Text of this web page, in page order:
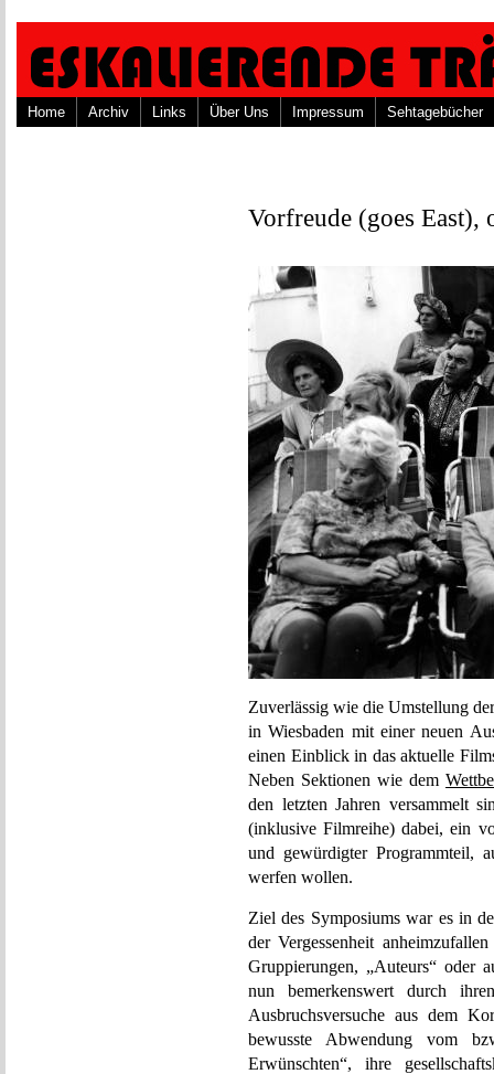
Home Archiv Links Über Uns Impressum Sehtagebücher
Vorfreude (goes East),
Zuverlässig wie die Umstellung
in Wiesbaden mit einer neuen
einen Einblick in das aktuelle
Neben Sektionen wie dem
den letzten Jahren versammelt
(inklusive Filmreihe) dabei, ein
und gewürdigter Programmteil,
werfen wollen.
Ziel des Symposiums war es in
der Vergessenheit
Gruppierungen, „Auteurs“ oder
nun bemerkenswert durch
Ausbruchsversuche aus dem
bewusste Abwendung vom
Erwünschten“, ihre